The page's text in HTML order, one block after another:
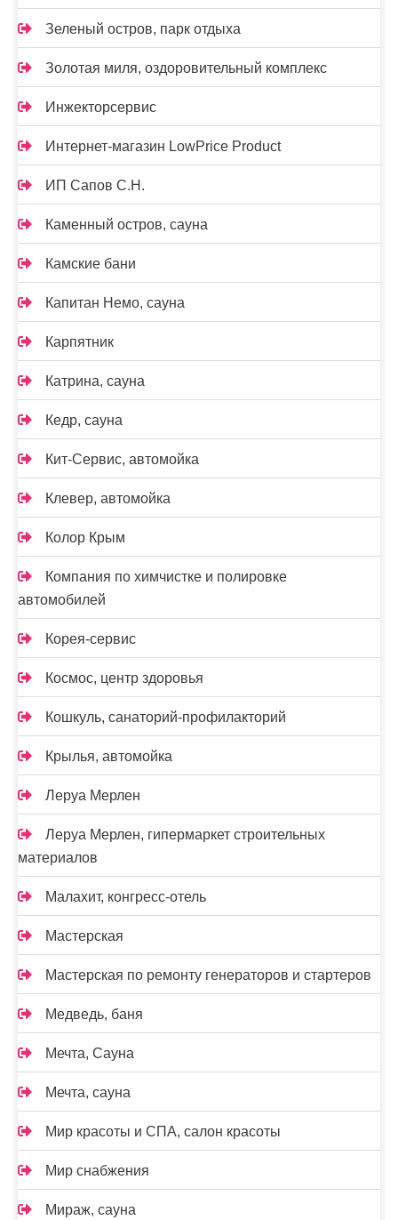
Зеленый остров, парк отдыха
Золотая миля, оздоровительный комплекс
Инжекторсервис
Интернет-магазин LowPrice Product
ИП Сапов С.Н.
Каменный остров, сауна
Камские бани
Капитан Немо, сауна
Карпятник
Катрина, сауна
Кедр, сауна
Кит-Сервис, автомойка
Клевер, автомойка
Колор Крым
Компания по химчистке и полировке
автомобилей
Корея-сервис
Космос, центр здоровья
Кошкуль, санаторий-профилакторий
Крылья, автомойка
Леруа Мерлен
Леруа Мерлен, гипермаркет строительных
материалов
Малахит, конгресс-отель
Мастерская
Мастерская по ремонту генераторов и стартеров
Медведь, баня
Мечта, Сауна
Мечта, сауна
Мир красоты и СПА, салон красоты
Мир снабжения
Мираж, сауна